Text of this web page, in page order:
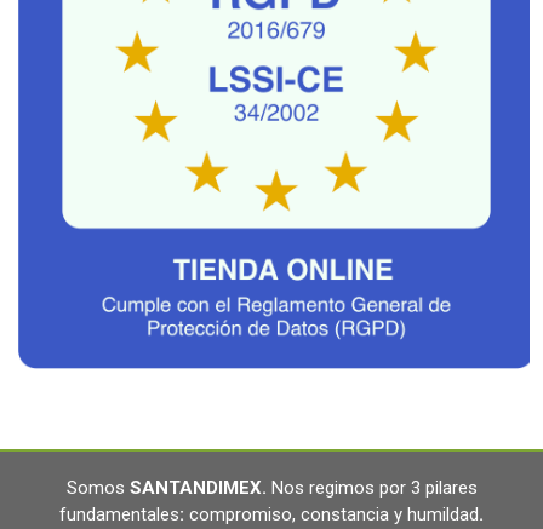
Somos SANTANDIMEX. Nos regimos por 3 pilares
fundamentales: compromiso, constancia y humildad.